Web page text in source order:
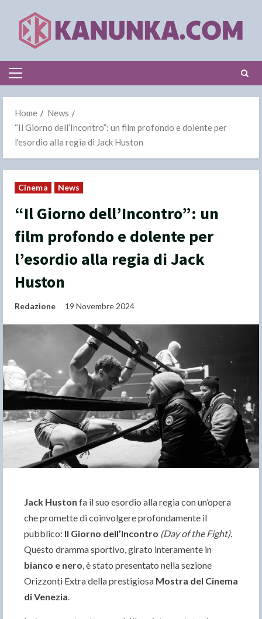
content
Primary
Home
News
“Il Giorno dell’Incontro”: un film profondo e dolente per
l’esordio alla regia di Jack Huston
Cinema News
“Il Giorno dell’Incontro”: un
film profondo e dolente per
l’esordio alla regia di Jack
Huston
Redazione 19 Novembre 2024
Jack Huston fa il suo esordio alla regia con un’opera
che promette di coinvolgere profondamente il
pubblico: Il Giorno dell’Incontro (Day of the Fight).
Questo dramma sportivo, girato interamente in
bianco e nero, è stato presentato nella sezione
Orizzonti Extra della prestigiosa Mostra del Cinema
di Venezia.